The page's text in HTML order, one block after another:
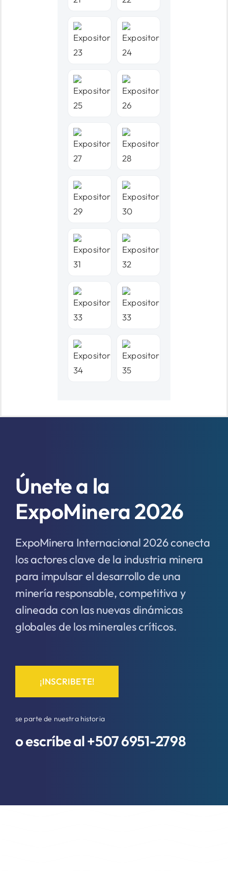
Únete a la
ExpoMinera 2026
ExpoMinera Internacional 2026 conecta
los actores clave de la industria minera
para impulsar el desarrollo de una
minería responsable, competitiva y
alineada con las nuevas dinámicas
globales de los minerales críticos.
¡INSCRIBETE!
se parte de nuestra historia
o escríbe al +5076951-2798